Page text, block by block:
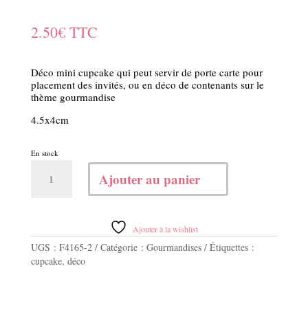
2.50€ TTC
Déco mini cupcake qui peut servir de porte carte pour
placement des invités, ou en déco de contenants sur le
thème gourmandise
4.5x4cm
En stock
Ajouter au panier
Ajouter à la wishlist
UGS : F4165-2 Catégorie : Gourmandises
Étiquettes :
cupcake, déco